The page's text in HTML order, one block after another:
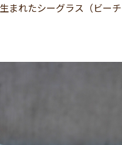
まれたシーグラス（ビー